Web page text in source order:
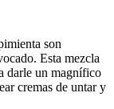
son
Esta mezcla
darle un magnífico
cremas de untar y